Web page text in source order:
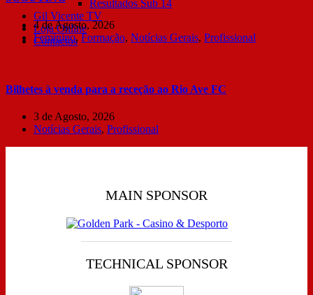
Resultados Sub 14
Gil Vicente TV
Loja Online
Contactos
4 de Agosto, 2026
Feminino,Formação, Notícias Gerais, Profissional
Bilhetes à venda para a receção ao Rio Ave FC
3 de Agosto, 2026
Notícias Gerais, Profissional
MAIN SPONSOR
TECHNICAL SPONSOR